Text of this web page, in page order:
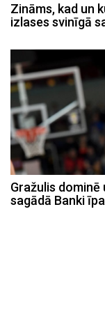
Zināms, kad un
izlases svinīgā
Gražulis
sagādā Banki